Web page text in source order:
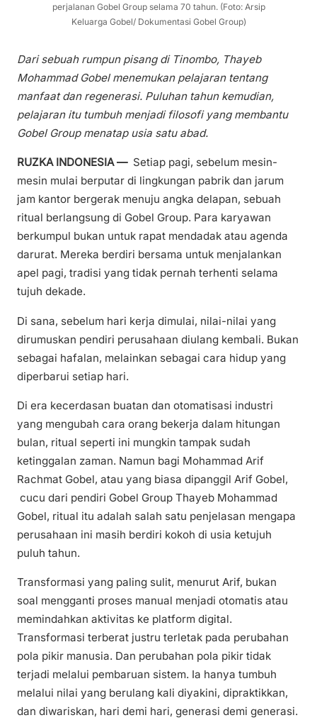
perjalanan Gobel Group selama 70 tahun. (Foto: Arsip
Keluarga Gobel/ Dokumentasi Gobel Group)
Dari sebuah rumpun pisang di Tinombo, Thayeb
Mohammad Gobel menemukan pelajaran tentang
manfaat dan regenerasi. Puluhan tahun kemudian,
pelajaran itu tumbuh menjadi filosofi yang membantu
Gobel Group menatap usia satu abad.
RUZKA INDONESIA —Setiap pagi, sebelum mesin-
mesin mulai berputar di lingkungan pabrik dan jarum
jam kantor bergerak menuju angka delapan, sebuah
ritual berlangsung di Gobel Group. Para karyawan
berkumpul bukan untuk rapat mendadak atau agenda
darurat. Mereka berdiri bersama untuk menjalankan
apel pagi, tradisi yang tidak pernah terhenti selama
tujuh dekade.
Di sana, sebelum hari kerja dimulai, nilai-nilai yang
dirumuskan pendiri perusahaan diulang kembali. Bukan
sebagai hafalan, melainkan sebagai cara hidup yang
diperbarui setiap hari.
Di era kecerdasan buatan dan otomatisasi industri
yang mengubah cara orang bekerja dalam hitungan
bulan, ritual seperti ini mungkin tampak sudah
ketinggalan zaman. Namun bagi Mohammad Arif
Rachmat Gobel, atau yang biasa dipanggil Arif Gobel,
cucu dari pendiri Gobel Group Thayeb Mohammad
Gobel, ritual itu adalah salah satu penjelasan mengapa
perusahaan ini masih berdiri kokoh di usia ketujuh
puluh tahun.
Transformasi yang paling sulit, menurut Arif, bukan
soal mengganti proses manual menjadi otomatis atau
memindahkan aktivitas ke platform digital.
Transformasi terberat justru terletak pada perubahan
pola pikir manusia. Dan perubahan pola pikir tidak
terjadi melalui pembaruan sistem. Ia hanya tumbuh
melalui nilai yang berulang kali diyakini, dipraktikkan,
dan diwariskan, hari demi hari, generasi demi generasi.